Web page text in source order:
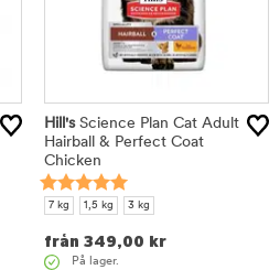
Hill'sScience Plan Cat Adult
Hairball & Perfect Coat
Chicken
7 kg 1,5 kg 3 kg
från 349,00 kr
På lager.